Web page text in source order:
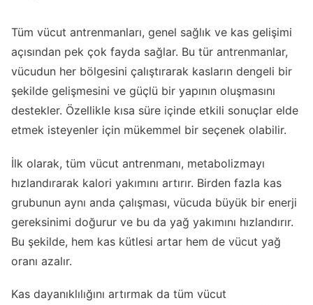
Tüm vücut antrenmanları, genel sağlık ve kas gelişimi
açısından pek çok fayda sağlar. Bu tür antrenmanlar,
vücudun her bölgesini çalıştırarak kasların dengeli bir
şekilde gelişmesini ve güçlü bir yapının oluşmasını
destekler. Özellikle kısa süre içinde etkili sonuçlar elde
etmek isteyenler için mükemmel bir seçenek olabilir.
İlk olarak, tüm vücut antrenmanı, metabolizmayı
hızlandırarak kalori yakımını artırır. Birden fazla kas
grubunun aynı anda çalışması, vücuda büyük bir enerji
gereksinimi doğurur ve bu da yağ yakımını hızlandırır.
Bu şekilde, hem kas kütlesi artar hem de vücut yağ
oranı azalır.
Kas dayanıklılığını artırmak da tüm vücut